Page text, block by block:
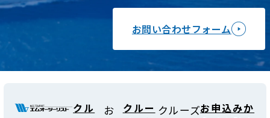
お問い合わせフォーム
クル
お
クルー クルーズお申込みか